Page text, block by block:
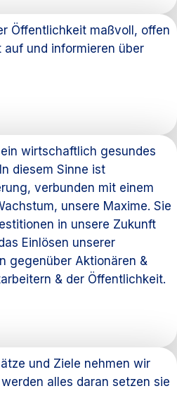
Öffentlichkeit maßvoll, offen
auf und informieren über
wirtschaftlich gesundes
diesem Sinne ist
verbunden mit einem
unsere Maxime. Sie
in unsere Zukunft
Einlösen unserer
gegenüber Aktionären &
& der Öffentlichkeit.
und Ziele nehmen wir
alles daran setzen sie